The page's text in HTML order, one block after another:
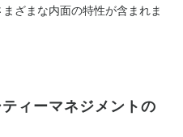
ざまな内面の特性が含まれま
ィーマネジメントの